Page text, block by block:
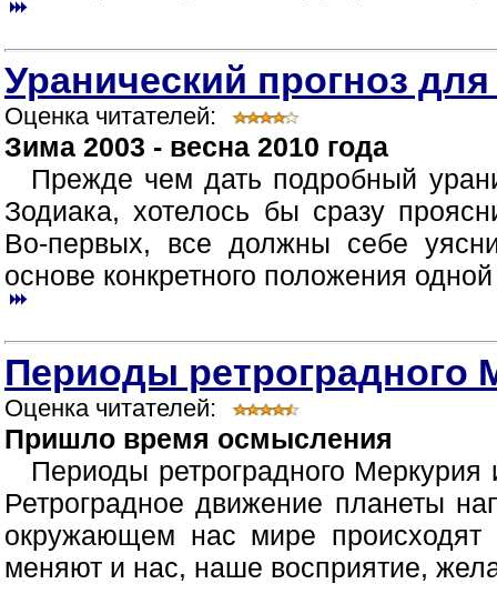
Уранический прогноз
Оценка читателей:
Зима 2003 - весна 2010 года
Прежде чем дать подробный
Зодиака, хотелось бы сразу
Во-первых, все должны себе
основе конкретного положения
Периоды ретроградного
Оценка читателей:
Пришло время осмысления
Периоды ретроградного
Ретроградное движение планеты
окружающем нас мире происходят
меняют и нас, наше восприятие,